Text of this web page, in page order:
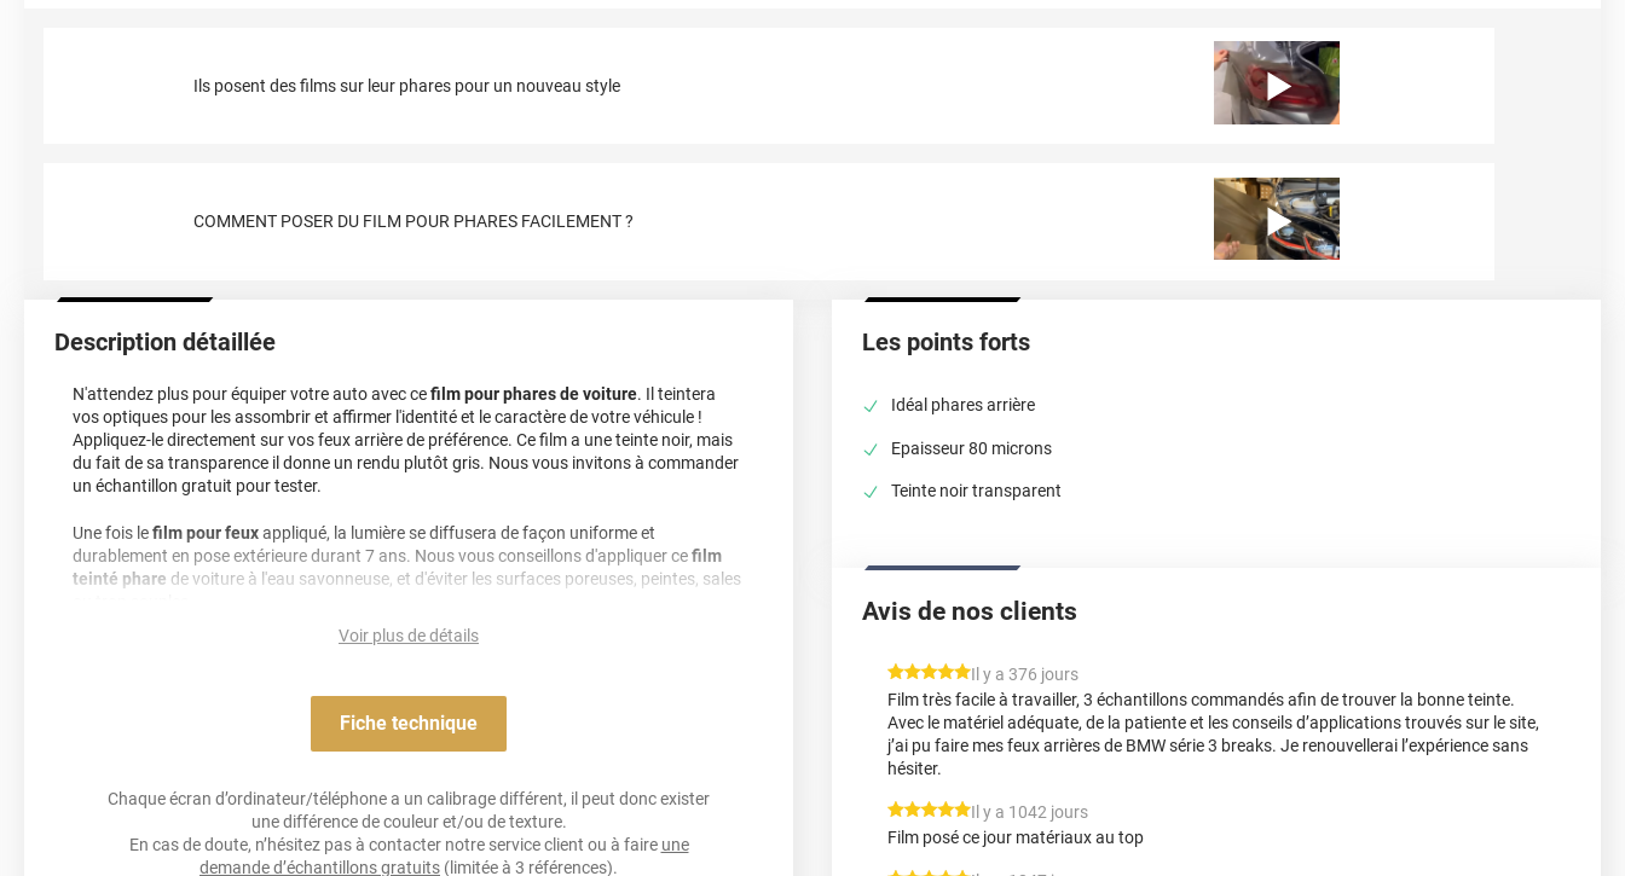
Ils posent des films sur leur phares pour un nouveau style
COMMENT POSER DU FILM POUR PHARES FACILEMENT ?
Description détaillée
N'attendez plus pour équiper votre auto avec cefilm pour phares de voiture. Il teintera
vos optiques pour les assombrir et affirmer l'identité et le caractère de votre véhicule !
Appliquez-le directement sur vos feux arrière de préférence. Ce film a une teinte noir, mais
du fait de sa transparence il donne un rendu plutôt gris. Nous vous invitons à commander
un échantillon gratuit pour tester.
Une fois lefilm pour feuxappliqué, la lumière se diffusera de façon uniforme et
durablement en pose extérieure durant 7 ans. Nous vous conseillons d'appliquer cefilm
teinté phare de voiture à l'eau savonneuse, et d'éviter les surfaces poreuses, peintes, sales
film pour feuxde voiture est une solution économique et non
impose que les phares continuent d'éclairer au moins jusqu'à 100 mètres de distance.
Variance Auto décline toute responsabilité quant à la mauvaise utilisation de ces films
teintés pour feux.
Voir plus de détails
Fiche technique
Chaque écran d’ordinateur/téléphone a un calibrage différent, il peut donc exister
une différence de couleur et/ou de texture.
En cas de doute, n’hésitez pas à contacter notre service client ou à faire une
demande d’échantillons gratuits (limitée à 3 références).
Les points forts
Idéal phares arrière
Epaisseur 80 microns
Teinte noir transparent
Avis de nos clients
*****
Il y a 376 jours
Film très facile à travailler, 3 échantillons commandés afin de trouver la bonne teinte.
Avec le matériel adéquate, de la patiente et les conseils d’applications trouvés sur le site,
j’ai pu faire mes feux arrières de BMW série 3 breaks. Je renouvellerai l’expérience sans
hésiter.
*****
Il y a 1042 jours
Film posé ce jour matériaux au top